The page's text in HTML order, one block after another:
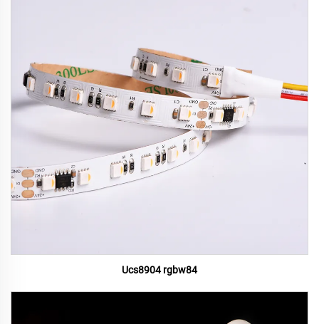
Ucs8904 rgbw84